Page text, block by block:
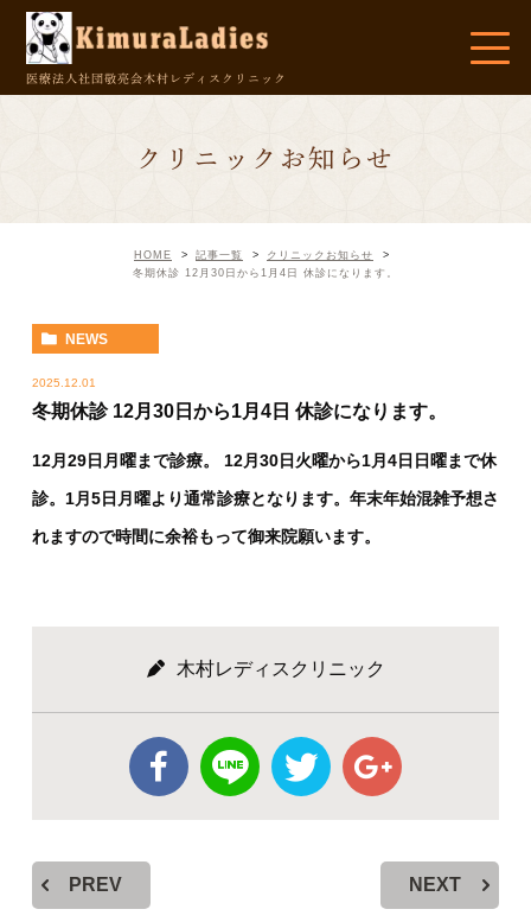
医療法人社団敬亮会 木村レディスクリニック
クリニックお知らせ
HOME 記事一覧
クリニックお知らせ
冬期休診 12月30日から1月4日 休診になります。
NEWS
2025.12.01
冬期休診 12月30日から1月4日 休診になります。
12月 29日月曜まで診療。 12月 30日火曜から1月 4日日曜まで休
診。 1月 5日月曜より通常診療となります。年末年始混雑予想さ
れますので時間に余裕もって御来院願います。
木村レディスクリニック
PREV NEXT